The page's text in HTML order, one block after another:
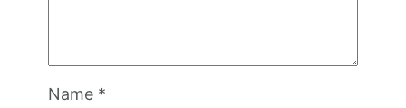
Name *